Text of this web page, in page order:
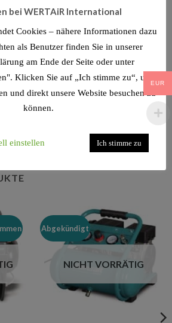
ausgestattet
pulverbeschichtet
hinten
Abgekündigt
NICHT VORRÄTIG
bei WERTAiR International
Cookies – nähere Informationen dazu
als Benutzer finden Sie in unserer
am Ende der Seite oder unter
Klicken Sie auf „Ich stimme zu“, um
und direkt unsere Website besuchen zu
können.
einstellen Ich stimme zu
EUR